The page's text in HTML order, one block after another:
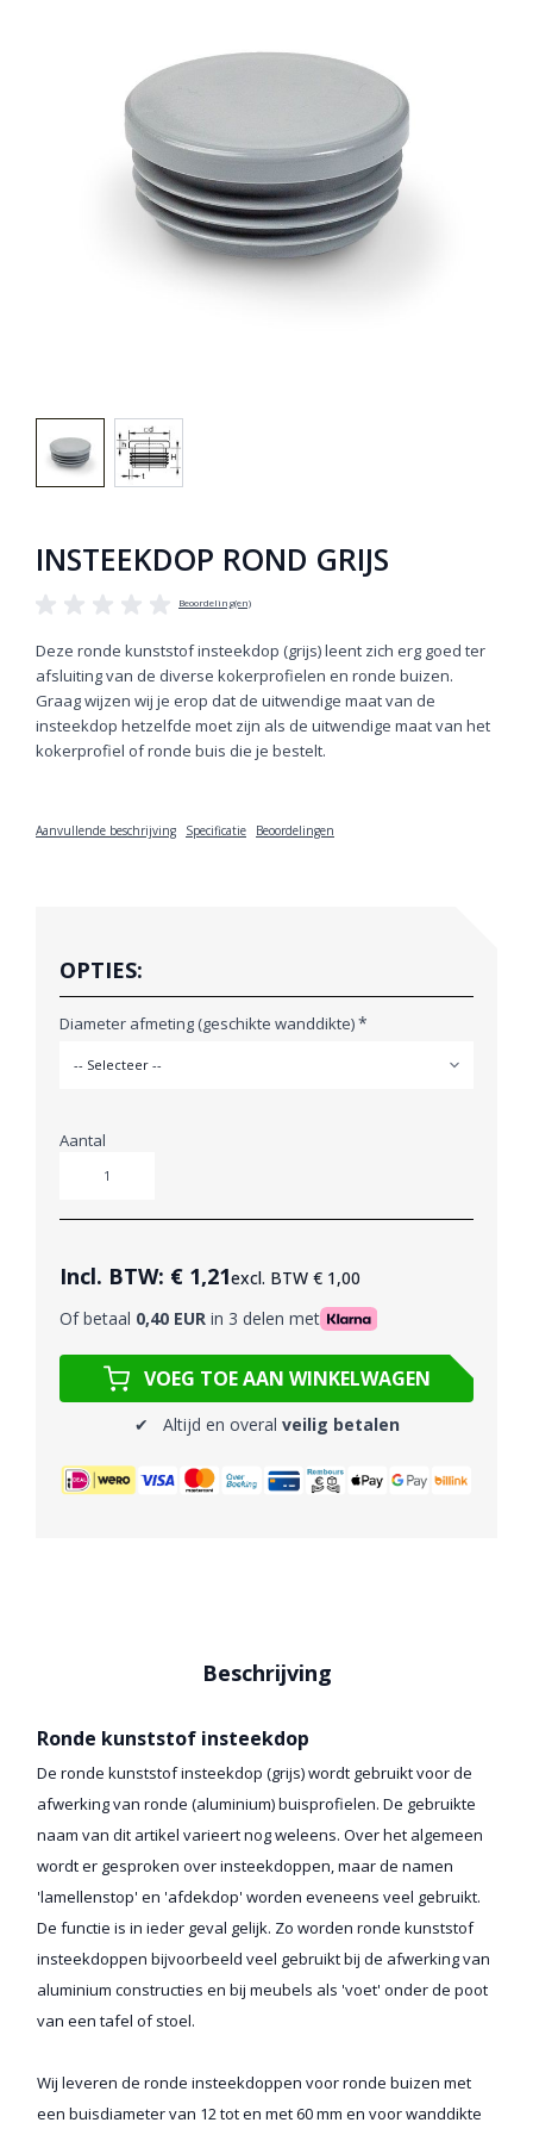
INSTEEKDOP ROND GRIJS
Beoordeling(en)
Deze ronde kunststof insteekdop (grijs) leent zich erg goed ter
afsluiting van de diverse kokerprofielen en ronde buizen.
Graag wijzen wij je erop dat de uitwendige maat van de
insteekdop hetzelfde moet zijn als de uitwendige maat van het
kokerprofiel of ronde buis die je bestelt.
Aanvullende beschrijving Specificatie Beoordelingen
OPTIES:
Diameter afmeting (geschikte wanddikte)*
Aantal
Incl. BTW: € 1,21excl. BTW € 1,00
Of betaal 0,40 EUR in 3 delen met
VOEG TOE AAN WINKELWAGEN
✔ Altijd en overal veilig betalen
Beschrijving
Ronde kunststof insteekdop
De ronde kunststof insteekdop (grijs) wordt gebruikt voor de
afwerking van ronde (aluminium) buisprofielen. De gebruikte
naam van dit artikel varieert nog weleens. Over het algemeen
wordt er gesproken over insteekdoppen, maar de namen
'lamellenstop' en 'afdekdop' worden eveneens veel gebruikt.
De functie is in ieder geval gelijk. Zo worden ronde kunststof
insteekdoppen bijvoorbeeld veel gebruikt bij de afwerking van
aluminium constructies en bij meubels als 'voet' onder de poot
van een tafel of stoel.
Wij leveren de ronde insteekdoppen voor ronde buizen met
een buisdiameter van 12 tot en met 60 mm en voor wanddikte